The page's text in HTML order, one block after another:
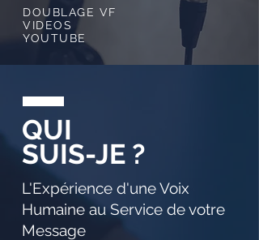
DOUBLAGE VF
VIDEOS
YOUTUBE
QUI
SUIS-JE ?
L'Expérience d'une Voix
Humaine au Service de votre
Message